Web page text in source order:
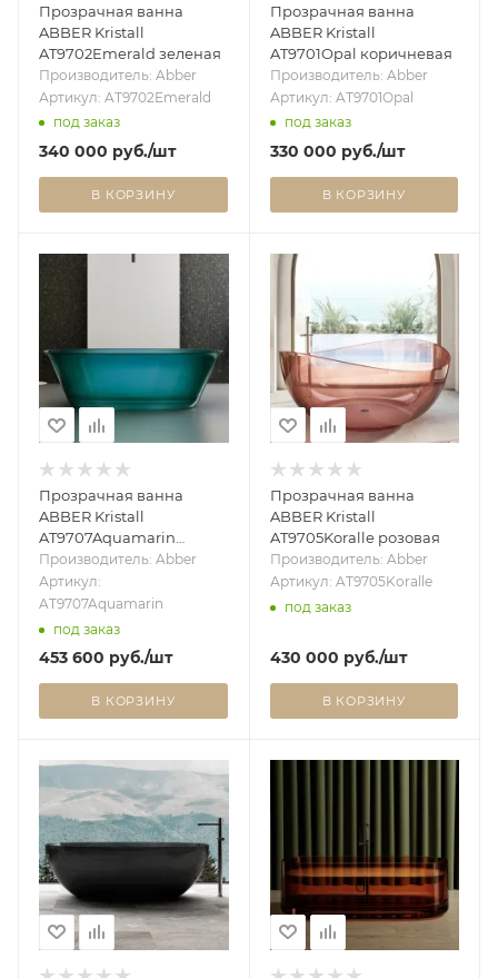
Прозрачная ванна
ABBER Kristall
AT9702Emerald зеленая
Производитель: Abber
Артикул: AT9702Emerald
под заказ
340 000 руб./шт
В КОРЗИНУ
Прозрачная ванна
ABBER Kristall
AT9701Opal коричневая
Производитель: Abber
Артикул: AT9701Opal
под заказ
330 000 руб./шт
В КОРЗИНУ
Прозрачная ванна
ABBER Kristall
AT9707Aquamarin
бирюзовая
Производитель: Abber
Артикул:
AT9707Aquamarin
под заказ
453 600 руб./шт
В КОРЗИНУ
Прозрачная ванна
ABBER Kristall
AT9705Koralle розовая
Производитель: Abber
Артикул: AT9705Koralle
под заказ
430 000 руб./шт
В КОРЗИНУ